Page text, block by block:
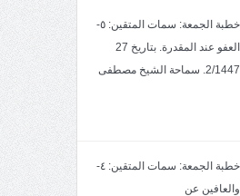
خطبة الجمعة: سمات المتقين: ٥-
العفو عند المقدرة. بتاريخ 27
2/1447. سماحة الشيخ مصطفى
خطبة الجمعة: سمات المتقين: ٤-
والعافين عن